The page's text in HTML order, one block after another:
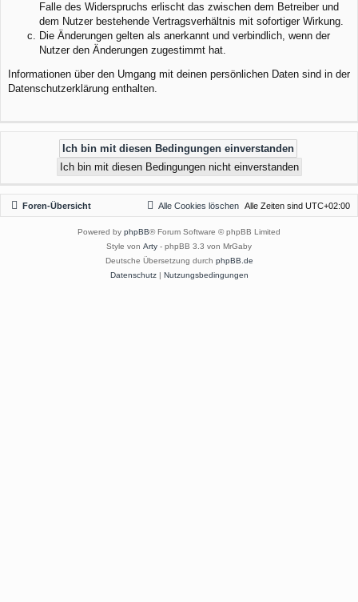
Falle des Widerspruchs erlischt das zwischen dem Betreiber und
dem Nutzer bestehende Vertragsverhältnis mit sofortiger Wirkung.
Die Änderungen gelten als anerkannt und verbindlich, wenn der
Nutzer den Änderungen zugestimmt hat.
Informationen über den Umgang mit deinen persönlichen Daten sind in der
Datenschutzerklärung enthalten.
Foren-Übersicht Alle Zeiten sind UTC+02:00
Alle Cookies löschen
Powered by phpBB® Forum Software © phpBB Limited
Style von Arty - phpBB 3.3 von MrGaby
Deutsche Übersetzung durch phpBB.de
Datenschutz| Nutzungsbedingungen